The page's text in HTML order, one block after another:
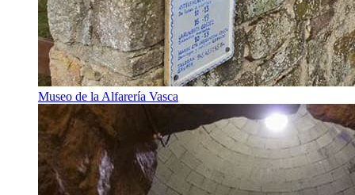
Museo de la Alfarería Vasca